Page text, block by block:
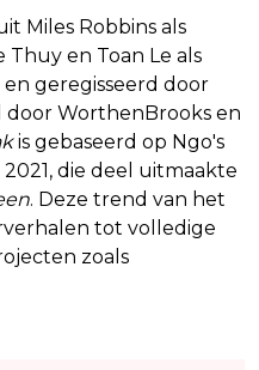
Miles Robbins als
Thuy en Toan Le als
en geregisseerd door
WorthenBrooks en
is gebaseerd op Ngo's
die deel uitmaakte
. Deze trend van het
tot volledige
zoals